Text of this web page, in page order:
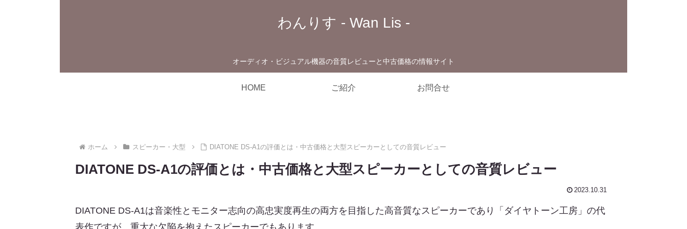
わんりす - Wan Lis -
オーディオ・ビジュアル機器の音質レビューと中古価格の情報サイト
HOME ご紹介 お問合せ
ホーム スピーカー・大型 DIATONE DS-A1の評価とは・中古価格と大型スピーカーとしての音質レビュー
DIATONE DS-A1の評価とは・中古価格と大型スピーカーとしての音質レビュー
2023.10.31
DIATONE DS-A1は音楽性とモニター志向の高忠実度再生の両方を目指した高音質なスピーカーであり「ダイヤトーン工房」の代
表作ですが、重大な欠陥を抱えたスピーカーでもあります。